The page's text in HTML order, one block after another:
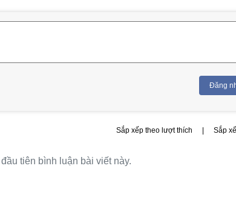
Đăng
Sắp xếp theo lượt thích Sắp
tiên bình luận bài viết này.